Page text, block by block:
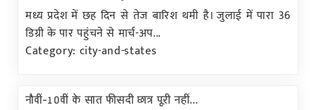
मध्य प्रदेश में छह दिन से तेज बारिश थमी है। जुलाई में पारा 36
डिग्री के पार पहुंचने से मार्च-अप...
Category: city-and-states
नौवीं-10वीं के सात फीसदी छात्र पूरी नहीं...